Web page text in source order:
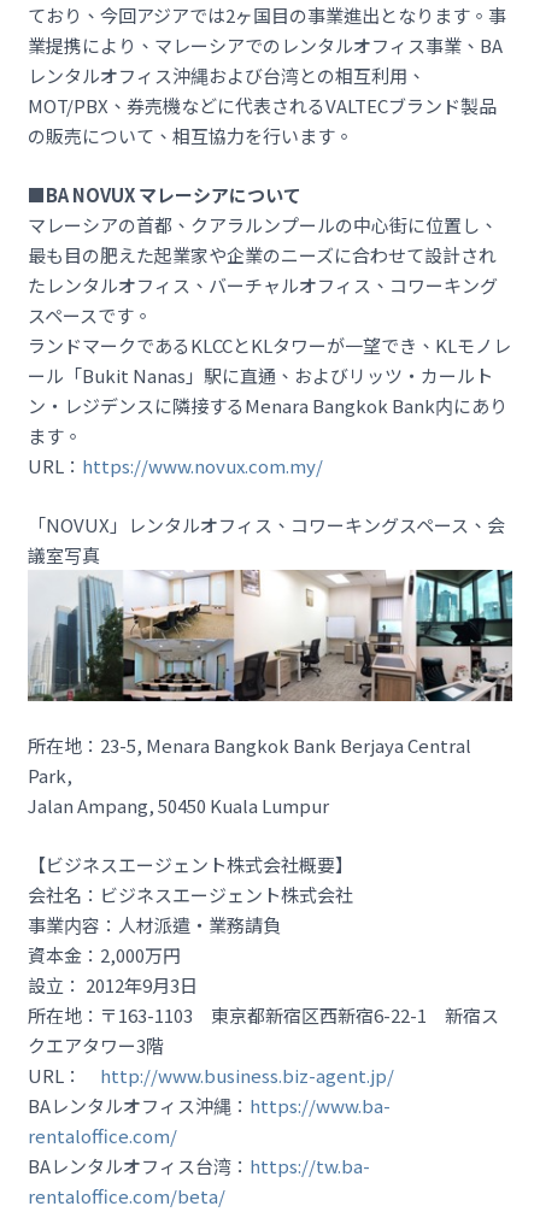
ており、今回アジアでは2ヶ国目の事業進出となります。事
業提携により、マレーシアでのレンタルオフィス事業、BA
レンタルオフィス沖縄および台湾との相互利用、
MOT/PBX、券売機などに代表されるVALTECブランド製品
の販売について、相互協力を行います。
■BA NOVUX マレーシアについて
マレーシアの首都、クアラルンプールの中心街に位置し、
最も目の肥えた起業家や企業のニーズに合わせて設計され
たレンタルオフィス、バーチャルオフィス、コワーキング
スペースです。
ランドマークであるKLCCとKLタワーが一望でき、KLモノレ
ール「Bukit Nanas」駅に直通、およびリッツ・カールト
ン・レジデンスに隣接するMenara Bangkok Bank内にあり
ます。
URL： https://www.novux.com.my/
「NOVUX」レンタルオフィス、コワーキングスペース、会
議室写真
所在地：23-5, Menara Bangkok Bank Berjaya Central
Park,
Jalan Ampang, 50450 Kuala Lumpur
【ビジネスエージェント株式会社概要】
会社名：ビジネスエージェント株式会社
事業内容：人材派遣・業務請負
資本金：2,000万円
設立： 2012年9月3日
所在地：〒163-1103 東京都新宿区西新宿6-22-1 新宿ス
クエアタワー3階
URL： http://www.business.biz-agent.jp/
BAレンタルオフィス沖縄： https://www.ba-
rentaloffice.com/
BAレンタルオフィス台湾： https://tw.ba-
rentaloffice.com/beta/